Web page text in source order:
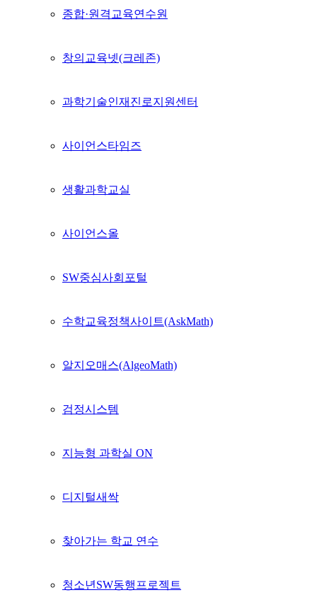
종합·원격교육연수원
창의교육넷(크레존)
과학기술인재진로지원센터
사이언스타임즈
생활과학교실
사이언스올
SW중심사회포털
수학교육정책사이트(AskMath)
알지오매스(AlgeoMath)
검정시스템
지능형 과학실 ON
디지털새싹
찾아가는 학교 연수
청소년SW동행프로젝트